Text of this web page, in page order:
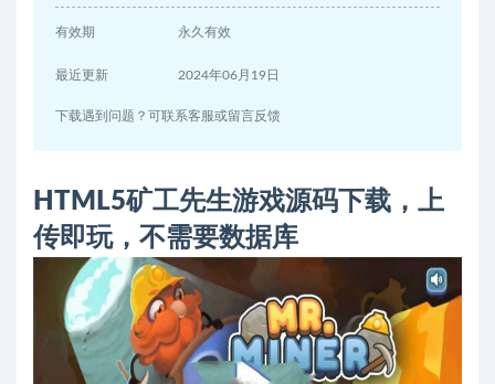
有效期 永久有效
最近更新 2024年06月19日
下载遇到问题？可联系客服或留言反馈
HTML5矿工先生游戏源码下载，上
传即玩，不需要数据库